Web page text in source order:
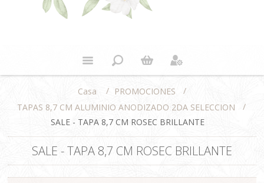
Casa / PROMOCIONES
/
TAPAS 8,7 CM ALUMINIO ANODIZADO 2DA SELECCION
/
SALE - TAPA 8,7 CM ROSEC BRILLANTE
SALE - TAPA 8,7 CM ROSEC BRILLANTE